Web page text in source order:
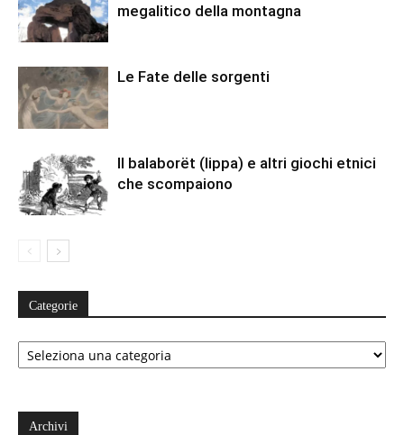
megalitico della montagna
Le Fate delle sorgenti
Il balaborët (lippa) e altri giochi etnici
che scompaiono
Categorie
Categorie
Archivi